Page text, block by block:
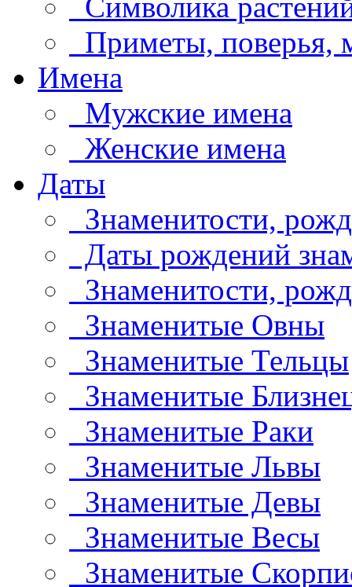
Символика
Приметы, поверья,
Имена
Мужские имена
Женские имена
Даты
Знаменитости,
Даты рождений
Знаменитости,
Знаменитые Овны
Знаменитые Тельцы
Знаменитые
Знаменитые Раки
Знаменитые Львы
Знаменитые Девы
Знаменитые Весы
Знаменитые